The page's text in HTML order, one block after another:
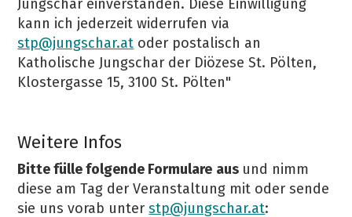
Jungschar einverstanden. Diese Einwilligung
kann ich jederzeit widerrufen via
stp@jungschar.at oder postalisch an
Katholische Jungschar der Diözese St. Pölten,
Klostergasse 15, 3100 St. Pölten"
Weitere Infos
Bitte fülle folgende Formulare aus und nimm
diese am Tag der Veranstaltung mit oder sende
sie uns vorab unterstp@jungschar.at: